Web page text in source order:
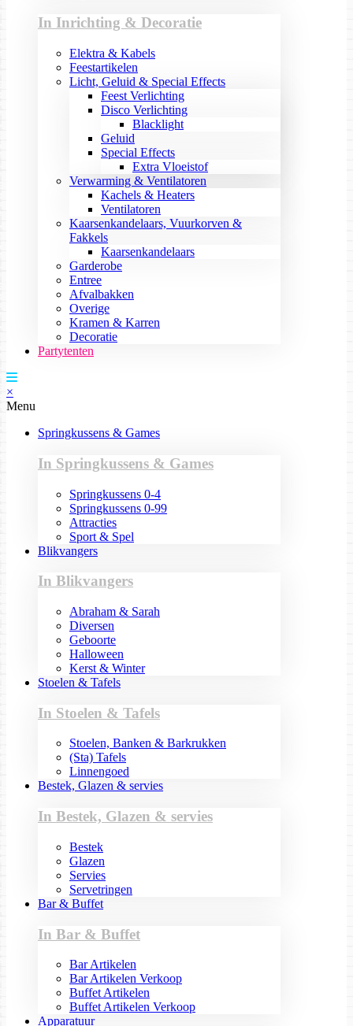
In Inrichting & Decoratie
Elektra & Kabels
Feestartikelen
Licht, Geluid & Special Effects
Feest Verlichting
Disco Verlichting
Blacklight
Geluid
Special Effects
Extra Vloeistof
Verwarming & Ventilatoren
Kachels & Heaters
Ventilatoren
Kaarsenkandelaars, Vuurkorven &
Fakkels
Kaarsenkandelaars
Garderobe
Entree
Afvalbakken
Overige
Kramen & Karren
Decoratie
Partytenten
×
Menu
Springkussens & Games
In Springkussens & Games
Springkussens 0-4
Springkussens 0-99
Attracties
Sport & Spel
Blikvangers
In Blikvangers
Abraham & Sarah
Diversen
Geboorte
Halloween
Kerst & Winter
Stoelen & Tafels
In Stoelen & Tafels
Stoelen, Banken & Barkrukken
(Sta) Tafels
Linnengoed
Bestek, Glazen & servies
In Bestek, Glazen & servies
Bestek
Glazen
Servies
Servetringen
Bar & Buffet
In Bar & Buffet
Bar Artikelen
Bar Artikelen Verkoop
Buffet Artikelen
Buffet Artikelen Verkoop
Apparatuur